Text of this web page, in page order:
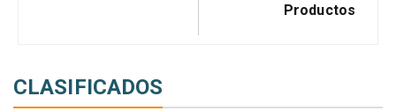
Productos
CLASIFICADOS